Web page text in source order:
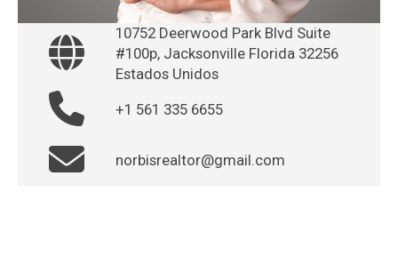
10752 Deerwood Park Blvd Suite
#100p, Jacksonville Florida 32256
Estados Unidos
+1 561 335 6655
norbisrealtor@gmail.com